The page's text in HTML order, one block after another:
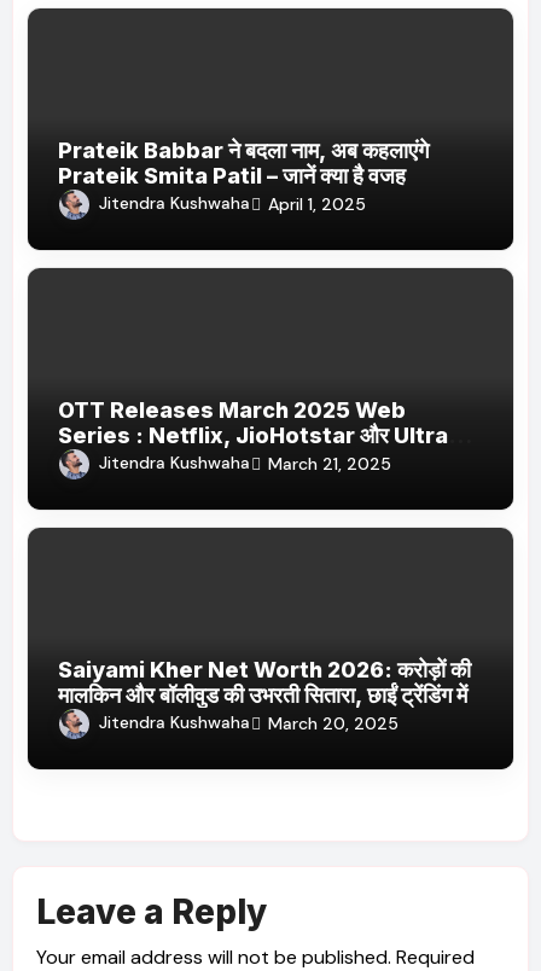
Prateik Babbar ने बदला नाम, अब कहलाएंगे
Prateik Smita Patil – जानें क्या है वजह
Jitendra Kushwaha April 1, 2025
OTT Releases March 2025 Web
Series : Netflix, JioHotstar और Ultra
Jhakaas पर नई वेब सीरीज और फिल्में
Jitendra Kushwaha March 21, 2025
Saiyami Kher Net Worth 2026: करोड़ों की
मालकिन और बॉलीवुड की उभरती सितारा, छाईं ट्रेंडिंग में
Jitendra Kushwaha March 20, 2025
Leave a Reply
Your email address will not be published. Required